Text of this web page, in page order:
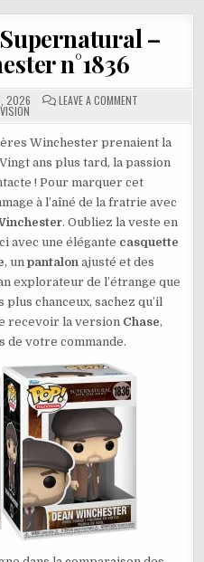
–
n°1836
2026 LEAVE A COMMENTON
POP
DEAN
WINCHESTER
N°1836
Winchester prenaient la
ans plus tard, la passion
! Pour marquer cet
à l’aîné de la fratrie avec
. Oubliez la veste en
avec une élégante casquette
, un pantalonajusté et des
explorateur de l’étrange que
chanceux, sachez qu’il
recevoir la version Chase,
de votre commande.